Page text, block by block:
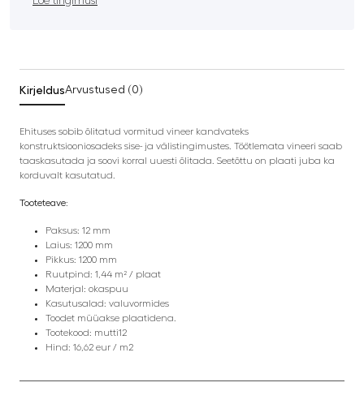
KirjeldusArvustused (0)
Ehituses sobib õlitatud vormitud vineer kandvateks
konstruktsiooniosadeks sise- ja välistingimustes. Töötlemata vineeri saab
taaskasutada ja soovi korral uuesti õlitada. Seetõttu on plaati juba ka
korduvalt kasutatud.
Tooteteave:
Paksus: 12 mm
Laius: 1200 mm
Pikkus: 1200 mm
Ruutpind: 1,44 m² / plaat
Materjal: okaspuu
Kasutusalad: valuvormides
Toodet müüakse plaatidena.
Tootekood: mutti12
Hind: 16,62 eur / m2